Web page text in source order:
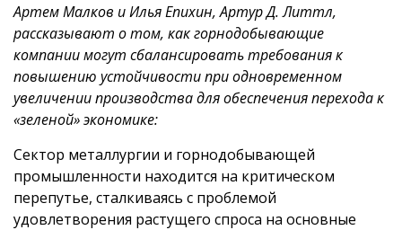
Артем Малков и Илья Епихин, Артур Д. Литтл,
рассказывают о том, как горнодобывающие
компании могут сбалансировать требования к
повышению устойчивости при одновременном
увеличении производства для обеспечения перехода к
«зеленой» экономике:
Сектор металлургии и горнодобывающей
промышленности находится на критическом
перепутье, сталкиваясь с проблемой
удовлетворения растущего спроса на основные